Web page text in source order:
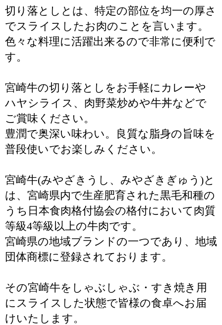
切り落としとは、特定の部位を均一の厚さ
でスライスしたお肉のことを言います。
色々な料理に活躍出来るので非常に便利で
す。
宮崎牛の切り落としをお手軽にカレーや
ハヤシライス、肉野菜炒めや牛丼などで
ご賞味ください。
豊潤で奥深い味わい。良質な脂身の旨味を
普段使いでお楽しみください。
宮崎牛(みやざきうし、みやざきぎゅう)と
は、宮崎県内で生産肥育された黒毛和種の
うち日本食肉格付協会の格付において肉質
等級4等級以上の牛肉です。
宮崎県の地域ブランドの一つであり、地域
団体商標に登録されております。
その宮崎牛をしゃぶしゃぶ・すき焼き用
にスライスした状態で皆様の食卓へお届
けいたします。